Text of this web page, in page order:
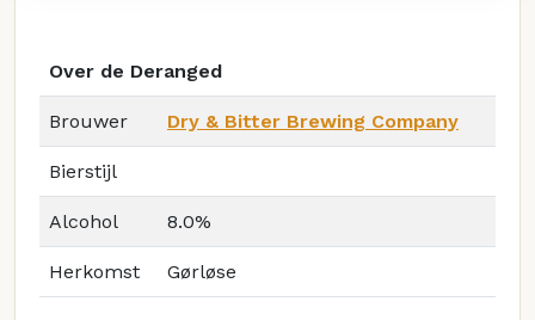
Over de Deranged
Brouwer Dry & Bitter Brewing Company
Bierstijl
Alcohol 8.0%
Herkomst Gørløse